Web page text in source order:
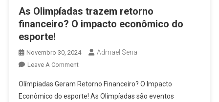
As Olimpíadas trazem retorno
financeiro? O impacto econômico do
esporte!
Novembro 30, 2024 Admael Sena
Leave A CommentOn
Olimpíadas
Trazem
Olímpiadas Geram Retorno Financeiro? O Impacto
Econômico do esporte! As Olimpíadas são eventos